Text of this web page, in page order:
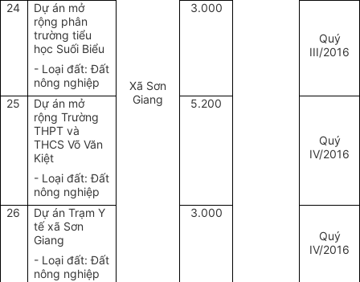
Xã Sơn
Giang
24
Dự án mở
rộng phân
trường tiểu
học Suối Biểu
- Loại đất: Đất
nông nghiệp
3.000
Quý
III/2016
25
Dự án mở
rộng Trường
THPT và
THCS Võ Văn
Kiệt
- Loại đất: Đất
nông nghiệp
5.200
Quý
IV/2016
26
Dự án Trạm Y
tế xã Sơn
Giang
- Loại đất: Đất
nông nghiệp
3.000
Quý
IV/2016